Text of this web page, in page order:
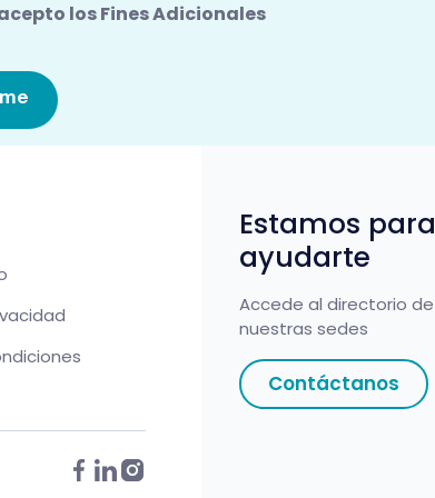
losFines Adicionales
Estamos para
ayudarte
Accede al directorio de
nuestras sedes
Contáctanos